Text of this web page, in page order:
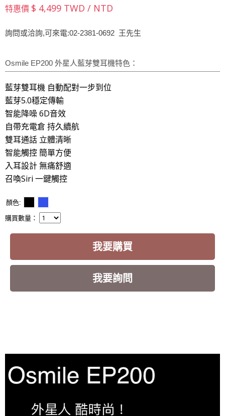
特惠價 $ 4,499 TWD / NTD
詢問或洽詢,可來電:02-2381-0692 王先生
Osmile EP200 外星人藍芽雙耳機特色：
藍芽雙耳機 自動配對一步到位
藍芽5.0穩定傳輸
智能降噪 6D音效
自帶充電倉 持久續航
雙耳通話 立體清晰
智能觸控 簡單方便
入耳設計 無痛舒適
召喚Siri 一鍵觸控
顏色
購買數量：
我要購買
我要詢問